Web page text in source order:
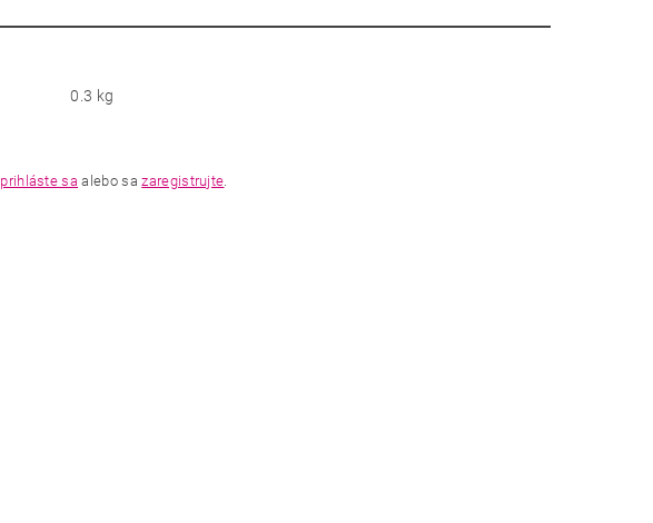
0.3 kg
prihláste sa alebo sazaregistrujte.